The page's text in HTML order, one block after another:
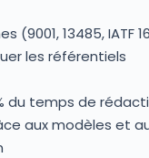
13485, IATF
les référentiels
du temps de
aux modèles et